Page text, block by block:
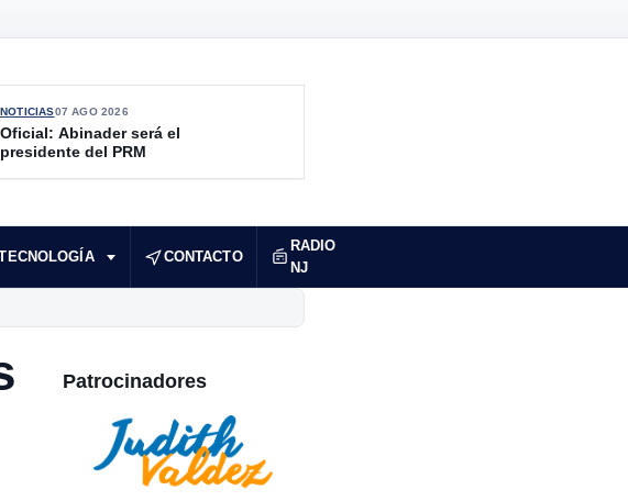
NOTICIAS07 AGO 2026
Oficial: Abinader será el
presidente del PRM
CONTACTO
RADIO
NJ
Patrocinadores